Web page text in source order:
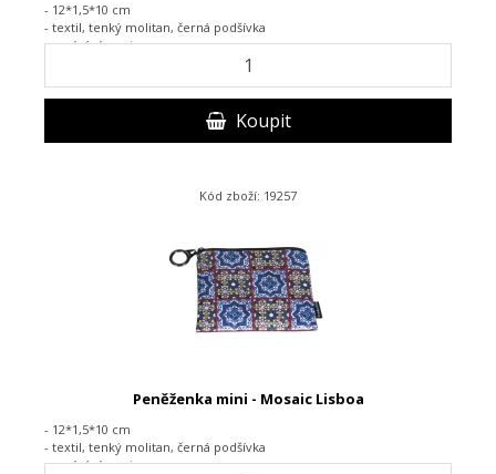
- 12*1,5*10 cm
- textil, tenký molitan, černá podšívka
- zapínání na zip
Koupit
Kód zboží: 19257
Peněženka mini - Mosaic Lisboa
- 12*1,5*10 cm
- textil, tenký molitan, černá podšívka
- zapínání na zip